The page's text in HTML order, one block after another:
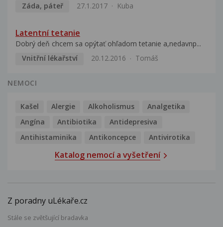
Záda, páteř
27.1.2017 Kuba
Latentní tetanie
Dobrý deň chcem sa opýtať ohľadom tetanie a,nedavnp...
Vnitřní lékařství
20.12.2016 Tomáš
NEMOCI
Kašel Alergie Alkoholismus
Analgetika
Angína
Antibiotika
Antidepresiva
Antihistaminika
Antikoncepce Antivirotika
Katalog nemocí a vyšetření
Z poradny uLékaře.cz
Stále se zvětšující bradavka